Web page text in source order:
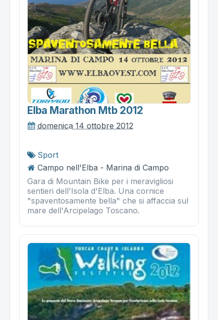
Elba Marathon Mtb 2012
domenica 14 ottobre 2012
Sport
Campo nell'Elba - Marina di Campo
Gara di Mountain Bike per i meravigliosi
sentieri dell'Isola d'Elba. Una cornice
"spaventosamente bella" che si affaccia sul
mare dell'Arcipelago Toscano.